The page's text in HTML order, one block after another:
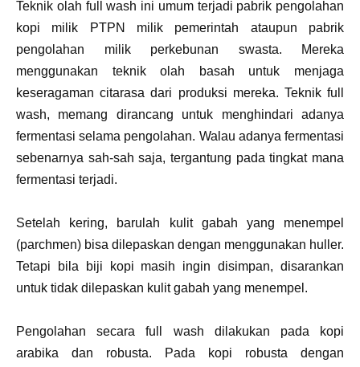
Teknik olah full wash ini umum terjadi pabrik pengolahan
kopi milik PTPN milik pemerintah ataupun pabrik
pengolahan milik perkebunan swasta. Mereka
menggunakan teknik olah basah untuk menjaga
keseragaman citarasa dari produksi mereka. Teknik full
wash, memang dirancang untuk menghindari adanya
fermentasi selama pengolahan. Walau adanya fermentasi
sebenarnya sah-sah saja, tergantung pada tingkat mana
fermentasi terjadi.
Setelah kering, barulah kulit gabah yang menempel
(parchmen) bisa dilepaskan dengan menggunakan huller.
Tetapi bila biji kopi masih ingin disimpan, disarankan
untuk tidak dilepaskan kulit gabah yang menempel.
Pengolahan secara full wash dilakukan pada kopi
arabika dan robusta. Pada kopi robusta dengan